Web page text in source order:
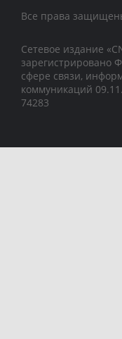
Все права
Сетевое издание
зарегистрировано
сфере связи,
коммуникаций
74283